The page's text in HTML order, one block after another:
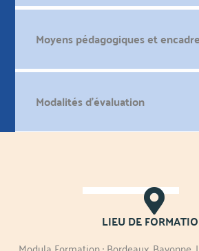
Moyens pédagogiques et
Modalités d'évaluation
LIEU DE